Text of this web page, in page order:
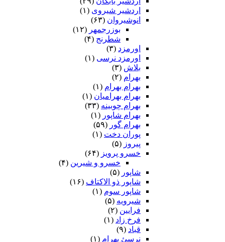
اردشیر شیروی (۱)
انوشیروان (۶۳)
بوزرجمهر (۱۲)
شطرنج (۴)
اورمزد (۳)
اورمزد نرسى‏ (۱)
بلاش (۳)
بهرام (۲)
بهرام بهرام (۱)
بهرام بهرامیان‏ (۱)
بهرام چوبینه (۳۳)
بهرام شاپور (۱)
بهرام گور (۵۹)
پوران دخت (۱)
پیروز (۵)
خسرو پرویز (۶۴)
خسرو و شیرین (۴)
شاپور (۵)
شاپور ذو الاکتاف (۱۶)
شاپور سوم‏ (۱)
شیرویه (۵)
فرایین (۲)
فرخ زاد (۱)
قباد (۹)
نرسئ بهرام‏ (۱)